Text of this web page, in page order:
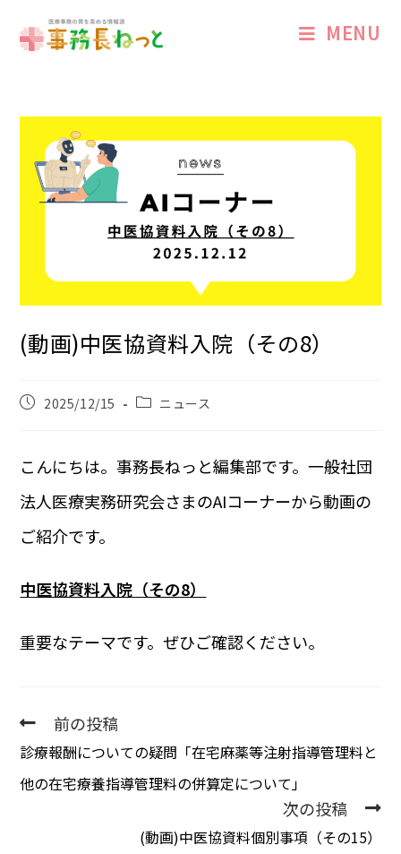
MENU
(動画)中医協資料入院（その8）
2025/12/15 ニュース
こんにちは。事務長ねっと編集部です。一般社団
法人医療実務研究会さまのAIコーナーから動画の
ご紹介です。
中医協資料入院（その8）
重要なテーマです。ぜひご確認ください。
前の投稿
診療報酬についての疑問「在宅麻薬等注射指導管理料と
他の在宅療養指導管理料の併算定について」
次の投稿
(動画)中医協資料個別事項（その15）